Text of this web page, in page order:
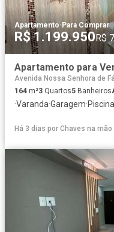
Apartamento·Para Comprar
R$ 1.199.950R$
Avenida Nossa Senhora de
164 m²3 Quartos5 Banheiros
·Varanda·Garagem·Piscina
Há 3 dias por Chaves na mão